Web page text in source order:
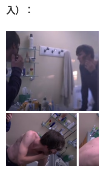
入）：